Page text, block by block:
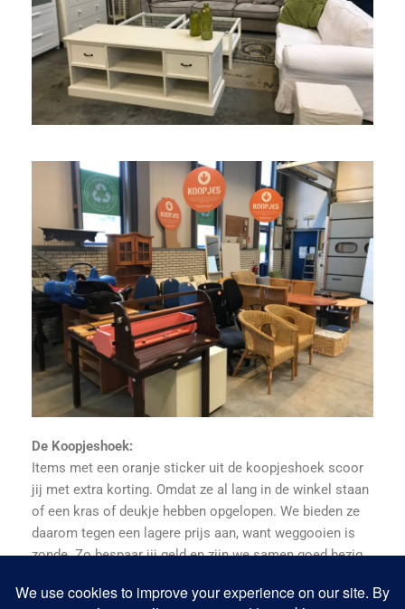
De Koopjeshoek:
Items met een oranje sticker uit de koopjeshoek scoor
jij met extra korting. Omdat ze al lang in de winkel staan
of een kras of deukje hebben opgelopen. We bieden ze
daarom tegen een lagere prijs aan, want weggooien is
zonde. Zo bespaar jij geld en zijn we samen goed bezig